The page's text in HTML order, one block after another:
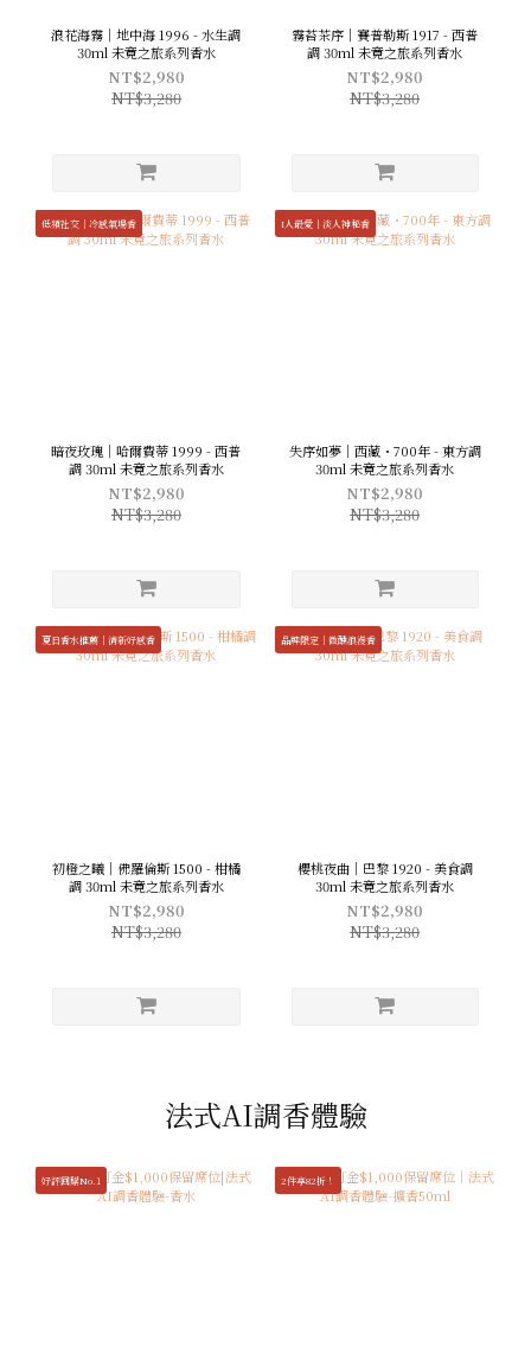
浪花海霧｜地中海 1996 - 水生調
30ml 未竟之旅系列香水
NT$2,980
NT$3,280
霧苔茶序｜賽普勒斯 1917 - 西普
調 30ml 未竟之旅系列香水
NT$2,980
NT$3,280
低頻社交｜冷感氣場香
暗夜玫瑰｜哈爾費蒂 1999 - 西普
調 30ml 未竟之旅系列香水
NT$2,980
NT$3,280
I人最愛｜淡人神秘香
失序如夢｜西藏・700年 - 東方調
30ml 未竟之旅系列香水
NT$2,980
NT$3,280
夏日香水推薦｜清新好感香
初橙之曦｜佛羅倫斯 1500 - 柑橘
調 30ml 未竟之旅系列香水
NT$2,980
NT$3,280
品牌限定｜微醺浪漫香
櫻桃夜曲｜巴黎 1920 - 美食調
30ml 未竟之旅系列香水
NT$2,980
NT$3,280
法式AI調香體驗
好評回購No.1 2件享82折！